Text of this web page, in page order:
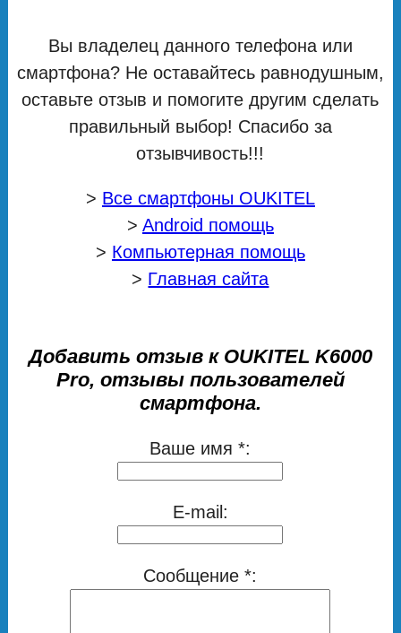
Вы владелец данного телефона или
смартфона? Не оставайтесь равнодушным,
оставьте отзыв и помогите другим сделать
правильный выбор! Спасибо за
отзывчивость!!!
> Все смартфоны OUKITEL
> Android помощь
> Компьютерная помощь
> Главная сайта
Добавить отзыв к OUKITEL K6000
Pro, отзывы пользователей
смартфона.
Ваше имя *:
E-mail:
Сообщение *: